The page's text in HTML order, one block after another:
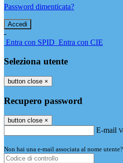
Password dimenticata?
-
Entra con SPID Entra con CIE
Seleziona utente
button close ×
Recupero password
button close ×
E-mail
Non hai una e-mail associata al nome